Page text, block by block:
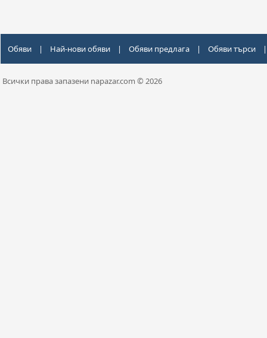
Обяви | Най-нови обяви | Обяви предлага | Обяви търси |
Всички права запазени napazar.com © 2026